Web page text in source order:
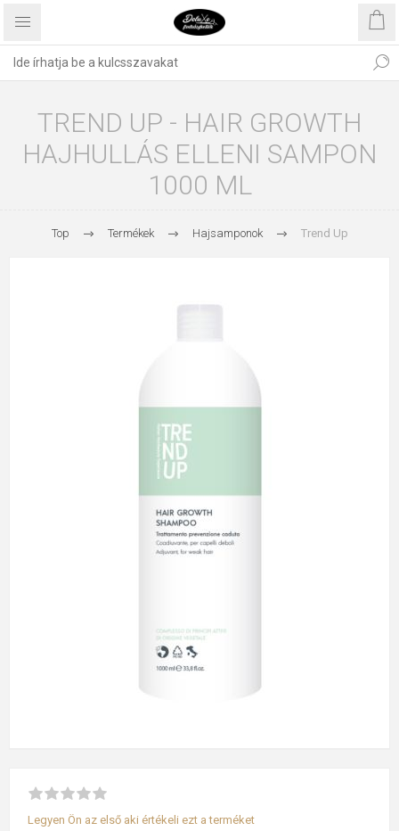
TREND UP - HAIR GROWTH
HAJHULLÁS ELLENI SAMPON
1000 ML
Top Termékek Hajsamponok Trend Up
Legyen Ön az első aki értékeli ezt a terméket